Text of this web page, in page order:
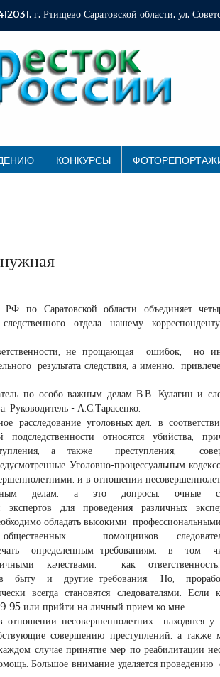
г. Ртищево Саратовской области, ул.
КОНКУРСЫ
по Саратовской области объединяет
отдела нашему корреспонденту
не прощающая ошибок, но
результата следствия, а именно:
по особо важным делам В.В. Кулагин и
- А.С.Тарасенко.
расследование уголовных дел, в
относятся убийства,
а также преступления,
Уголовно-процессуальным
и в отношении
а это допросы, очные
для проведения различных
обладать высокими
помощников
определенным требованиям, в том
качествами, как ответственность,
быту и другие требования. Но,
всегда становятся следователями. Если
95 или прийти на личный прием ко мне.
несовершеннолетних находятся у
совершению преступлений, а также
случае принятие мер по реабилитации
Большое внимание уделяется проведению